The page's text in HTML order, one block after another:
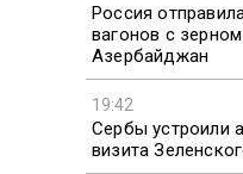
Россия
вагонов с
Азербайджан
19:42
Сербы устроили
визита